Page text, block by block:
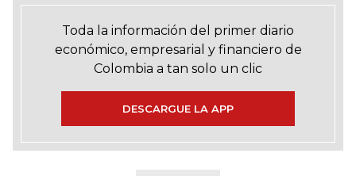
Toda la información del primer diario
económico, empresarial y financiero de
Colombia a tan solo un clic
DESCARGUE LA APP